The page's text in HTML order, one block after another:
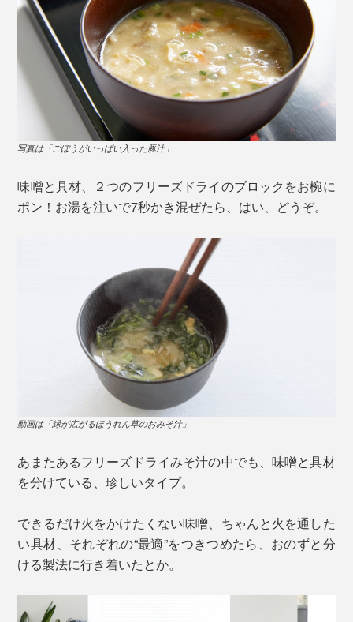
写真は「ごぼうがいっぱい入った豚汁」
味噌と具材、２つのフリーズドライのブロックをお椀に
ポン！お湯を注いで7秒かき混ぜたら、はい、どうぞ。
動画は「緑が広がるほうれん草のおみそ汁」
あまたあるフリーズドライみそ汁の中でも、味噌と具材
を分けている、珍しいタイプ。
できるだけ火をかけたくない味噌、ちゃんと火を通した
い具材、それぞれの“最適”をつきつめたら、おのずと分
ける製法に行き着いたとか。